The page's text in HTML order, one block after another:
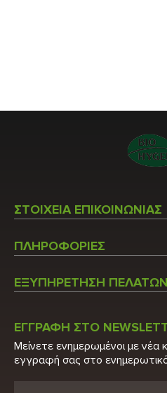
ΣΤΟΙΧΕΙΑ ΕΠΙΚΟΙΝΩΝΙΑΣ
Άγιος Στέφανος Αττικής
Τ.Κ.: 14565
Τ: 210 2848522
E: info@biohygeia.gr
ΠΛΗΡΟΦΟΡΙΕΣ
Κατάλογος
Πιστοποιητικά
ΕΞΥΠΗΡΕΤΗΣΗ ΠΕΛΑΤΩΝ
Νέα Προϊόντα
ΕΓΓΡΑΦΗ ΣΤΟ
Μείνετε ενημερωμένοι με νέα
εγγραφή σας στο